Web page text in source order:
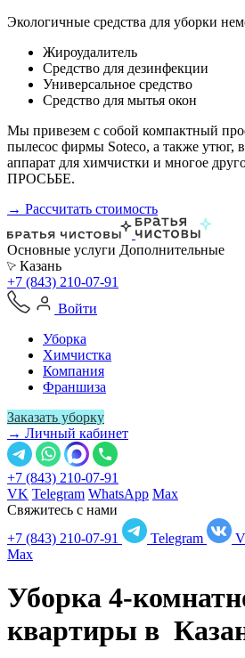
Экологичные средства для уборки
Жироудалитель
Средство для дезинфекции
Универсальное средство
Средство для мытья окон
Мы привезем с собой компактный
пылесос фирмы Soteco, а также утюг,
аппарат для химчистки и многое
ПРОСЬБЕ.
→ Рассчитать стоимость
Основные услуги Дополнительные
Казань
+7 (843) 210-07-91
Войти
Уборка
Химчистка
Компания
Франшиза
Заказать уборку
→ Личный кабинет
+7 (843) 210-07-91
VK Telegram WhatsApp Max
Свяжитесь с нами
+7 (843) 210-07-91
Telegram
Max
Уборка 4-
квартиры в